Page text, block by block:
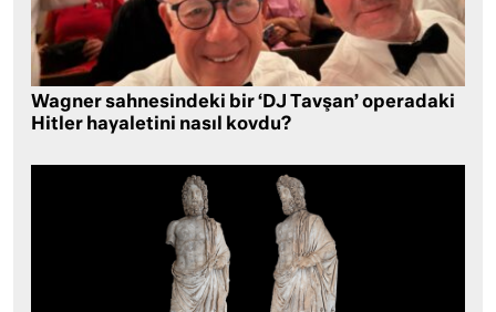
Wagner sahnesindeki bir ‘DJ Tavşan’ operadaki
Hitler hayaletini nasıl kovdu?